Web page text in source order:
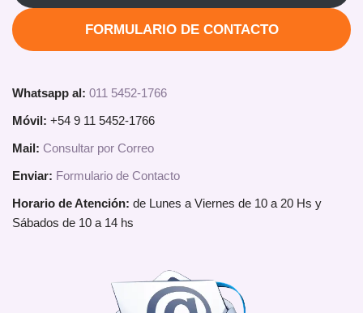
FORMULARIO DE CONTACTO
Whatsapp al: 011 5452-1766
Móvil: +54 9 11 5452-1766
Mail: Consultar por Correo
Enviar: Formulario de Contacto
Horario de Atención: de Lunes a Viernes de 10 a 20 Hs y
Sábados de 10 a 14 hs